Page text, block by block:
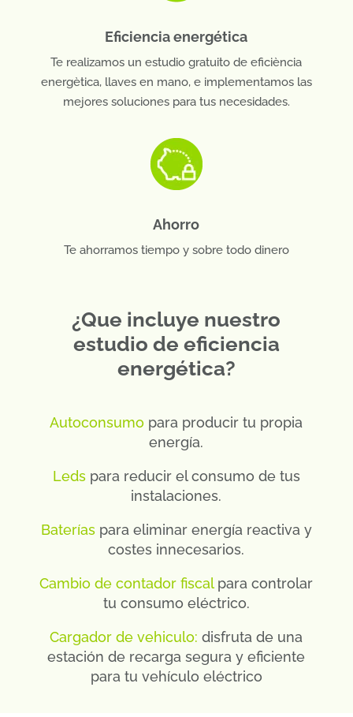
Eficiencia energética
Te realizamos un estudio gratuito de eficiència
energètica, llaves en mano, e implementamos las
mejores soluciones para tus necesidades.
Ahorro
Te ahorramos tiempo y sobre todo dinero
¿Que incluye nuestro
estudio de eficiencia
energética?
Autoconsumo para producir tu propia
energía.
Ledspara reducir el consumo de tus
instalaciones.
Bateríaspara eliminar energía reactiva y
costes innecesarios.
Cambio de contador fiscalpara controlar
tu consumo eléctrico.
Cargador de vehiculo:disfruta de una
estación de recarga segura y eficiente
para tu vehículo eléctrico